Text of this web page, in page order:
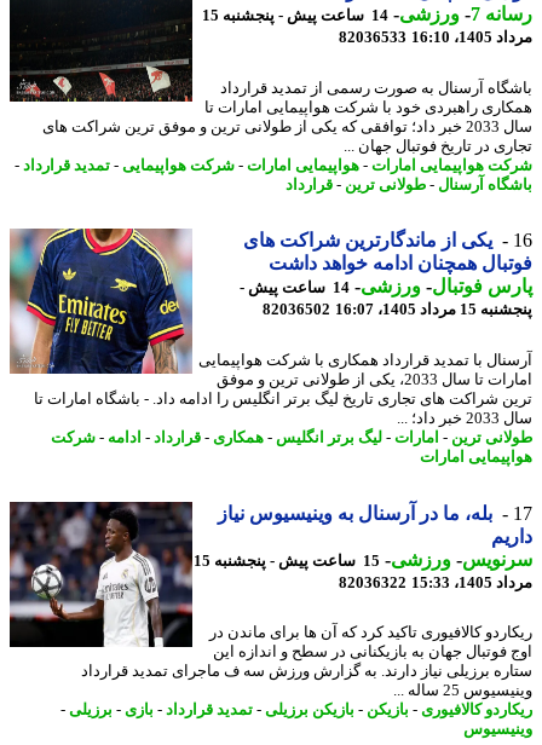
7
-ورزشی-
14 ساعت پیش - پنجشنبه 15
16:10
82036533
آرسنال به صورت رسمی از تمدید قرارداد
راهبردی خود با شرکت هواپیمایی امارات تا
سال 2033 خبر داد؛ توافقی که یکی از طولانی ترین و موفق ترین شراکت های
در تاریخ فوتبال جهان ...
هواپیمایی امارات- هواپیمایی امارات- شرکت هواپیمایی-تمدید قرارداد -
آرسنال-طولانی ترین- قرارداد
یکی از ماندگارترین شراکت های
همچنان ادامه خواهد داشت
فوتبال-ورزشی-
14 ساعت پیش -
1405، 16:07
82036502
با تمدید قرارداد همکاری با شرکت هواپیمایی
امارات تا سال 2033، یکی از طولانی ترین و موفق
شراکت های تجاری تاریخ لیگ برتر انگلیس را ادامه داد. - باشگاه امارات تا
...
ترین- امارات- لیگ برتر انگلیس-همکاری- قرارداد -ادامه - شرکت
امارات
بله، ما در آرسنال به وینیسیوس نیاز
-ورزشی-
15 ساعت پیش - پنجشنبه 15
15:33
82036322
کالافیوری تاکید کرد که آن ها برای ماندن در
فوتبال جهان به بازیکنانی در سطح و اندازه این
برزیلی نیاز دارند. به گزارش ورزش سه ف ماجرای تمدید قرارداد
25 ساله ...
کالافیوری- بازیکن -بازیکن برزیلی-تمدید قرارداد -بازی - برزیلی-